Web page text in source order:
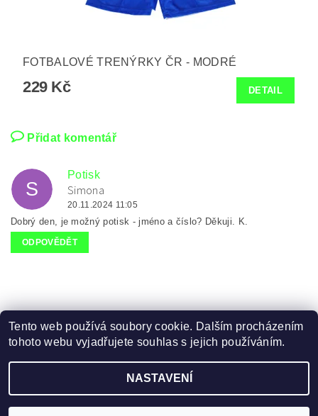
FOTBALOVÉ TRENÝRKY ČR - MODRÉ
229 Kč DETAIL
Přidat komentář
S
Potisk
Simona
20.11.2024 11:05
Dobrý den, je možný potisk - jméno a číslo? Děkuji. K.
ODPOVĚDĚT
Zboží.cz | Heureka.cz
2026 ©FOTBAL, HOKEJ DRESY, všechna práva vyhrazena
Tento web používá soubory cookie. Dalším procházením
tohoto webu vyjadřujete souhlas s jejich používáním.
NASTAVENÍ